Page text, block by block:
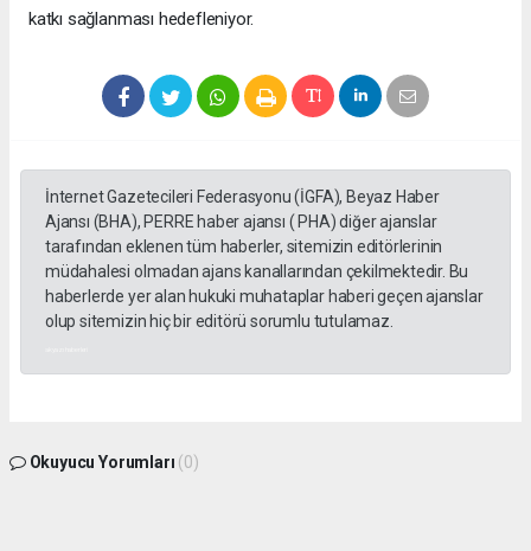
katkı sağlanması hedefleniyor.
İnternet Gazetecileri Federasyonu (İGFA), Beyaz Haber
Ajansı (BHA), PERRE haber ajansı ( PHA) diğer ajanslar
tarafından eklenen tüm haberler, sitemizin editörlerinin
müdahalesi olmadan ajans kanallarından çekilmektedir. Bu
haberlerde yer alan hukuki muhataplar haberi geçen ajanslar
olup sitemizin hiç bir editörü sorumlu tutulamaz.
Okuyucu Yorumları (0)